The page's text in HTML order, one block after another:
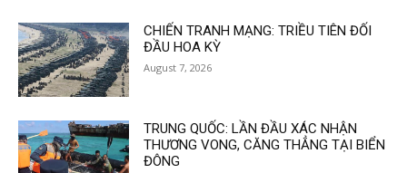
CHIẾN TRANH MẠNG: TRIỀU TIÊN ĐỐI
ĐẦU HOA KỲ
August 7, 2026
TRUNG QUỐC: LẦN ĐẦU XÁC NHẬN
THƯƠNG VONG, CĂNG THẲNG TẠI BIỂN
ĐÔNG